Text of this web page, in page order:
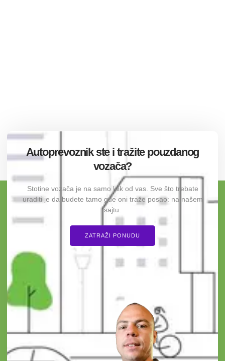
Autoprevoznik ste i tražite pouzdanog
vozača?
Stotine vozača je na samo klik od vas. Sve što trebate
uraditi je da budete tamo gde oni traže posao: na našem
sajtu.
ZATRAŽI PONUDU